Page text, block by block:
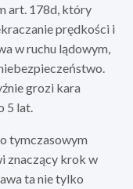
art. 178d, który
prędkości i
w ruchu lądowym,
grozi kara
5 lat.
tymczasowym
znaczący krok w
ta nie tylko